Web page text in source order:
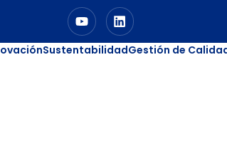
SustentabilidadGestión de
las empresas